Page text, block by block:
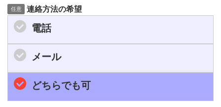
任意 連絡方法の希望
電話
メール
どちらでも可